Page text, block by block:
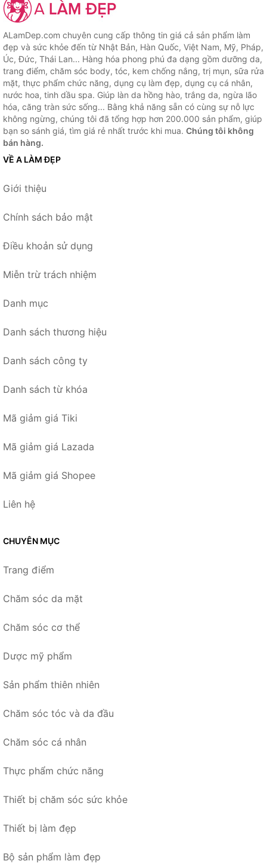
ALamDep.com chuyên cung cấp thông tin giá cả sản phẩm làm
đẹp và sức khỏe đến từ Nhật Bản, Hàn Quốc, Việt Nam, Mỹ, Pháp,
Úc, Đức, Thái Lan... Hàng hóa phong phú đa dạng gồm dưỡng da,
trang điểm, chăm sóc body, tóc, kem chống nắng, trị mụn, sữa rửa
mặt, thực phẩm chức năng, dụng cụ làm đẹp, dụng cụ cá nhân,
nước hoa, tinh dầu spa. Giúp làn da hồng hào, trắng da, ngừa lão
hóa, căng tràn sức sống... Bằng khả năng sẵn có cùng sự nỗ lực
không ngừng, chúng tôi đã tổng hợp hơn 200.000 sản phẩm, giúp
bạn so sánh giá, tìm giá rẻ nhất trước khi mua. Chúng tôi không
bán hàng.
VỀ A LÀM ĐẸP
Giới thiệu
Chính sách bảo mật
Điều khoản sử dụng
Miễn trừ trách nhiệm
Danh mục
Danh sách thương hiệu
Danh sách công ty
Danh sách từ khóa
Mã giảm giá Tiki
Mã giảm giá Lazada
Mã giảm giá Shopee
Liên hệ
CHUYÊN MỤC
Trang điểm
Chăm sóc da mặt
Chăm sóc cơ thể
Dược mỹ phẩm
Sản phẩm thiên nhiên
Chăm sóc tóc và da đầu
Chăm sóc cá nhân
Thực phẩm chức năng
Thiết bị chăm sóc sức khỏe
Thiết bị làm đẹp
Bộ sản phẩm làm đẹp